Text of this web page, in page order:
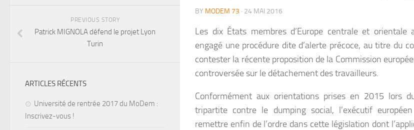
BY MODEM 73 · 24 MAI 2016
Les dix États membres d’Europe centrale et
engagé une procédure dite d’alerte précoce, au titre du
contester la récente proposition de la Commission
controversée sur le détachement des travailleurs.
Conformément aux orientations prises en 2015 lors
tripartite contre le dumping social, l’exécutif
remettre enfin de l’ordre dans cette législation dont
PREVIOUS STORY
Patrick MIGNOLA défend le projet Lyon
Turin
ARTICLES RÉCENTS
Université de rentrée 2017 du MoDem :
Inscrivez-vous !